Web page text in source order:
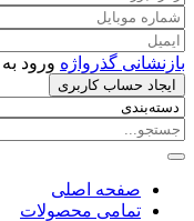
بازنشانی گذرواژه ورود
ایجاد حساب کاربری
صفحه اصلی
تمامی محصولات